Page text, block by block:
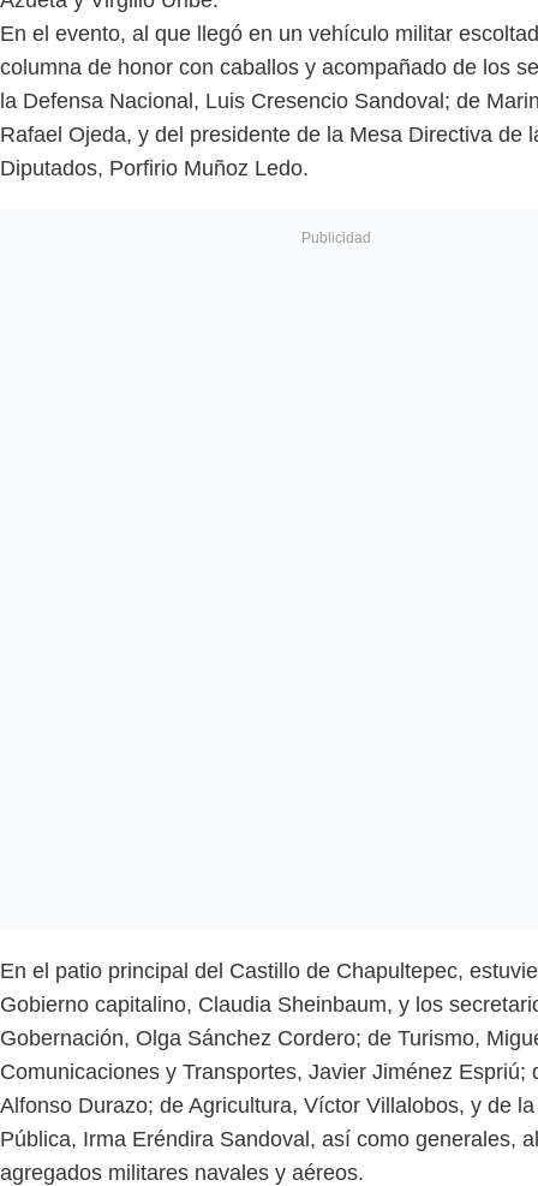
En el evento, al que llegó en un vehículo militar
columna de honor con caballos y acompañado de los
la Defensa Nacional, Luis Cresencio Sandoval; de
Rafael Ojeda, y del presidente de la Mesa Directiva de
Diputados, Porfirio Muñoz Ledo.
En el patio principal del Castillo de Chapultepec,
Gobierno capitalino, Claudia Sheinbaum, y los
Gobernación, Olga Sánchez Cordero; de Turismo,
Comunicaciones y Transportes, Javier Jiménez Espriú;
Alfonso Durazo; de Agricultura, Víctor Villalobos, y de
Pública, Irma Eréndira Sandoval, así como generales,
agregados militares navales y aéreos.